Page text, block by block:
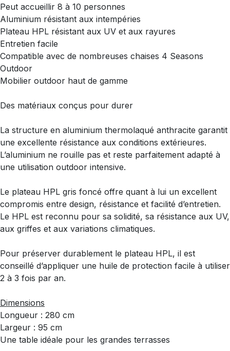
Peut accueillir 8 à 10 personnes
Aluminium résistant aux intempéries
Plateau HPL résistant aux UV et aux rayures
Entretien facile
Compatible avec de nombreuses chaises 4 Seasons
Outdoor
Mobilier outdoor haut de gamme
Des matériaux conçus pour durer
La structure en aluminium thermolaqué anthracite garantit
une excellente résistance aux conditions extérieures.
L’aluminium ne rouille pas et reste parfaitement adapté à
une utilisation outdoor intensive.
Le plateau HPL gris foncé offre quant à lui un excellent
compromis entre design, résistance et facilité d’entretien.
Le HPL est reconnu pour sa solidité, sa résistance aux UV,
aux griffes et aux variations climatiques.
Pour préserver durablement le plateau HPL, il est
conseillé d’appliquer une huile de protection facile à utiliser
2 à 3 fois par an.
Dimensions
Longueur : 280 cm
Largeur : 95 cm
Une table idéale pour les grandes terrasses